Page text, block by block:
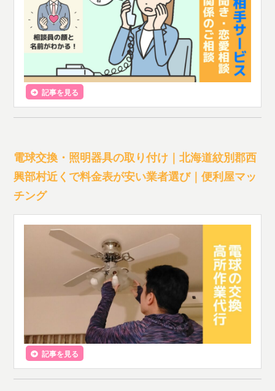
記事を見る
電球交換・照明器具の取り付け｜北海道紋別郡西
興部村近くで料金表が安い業者選び｜便利屋マッ
チング
記事を見る